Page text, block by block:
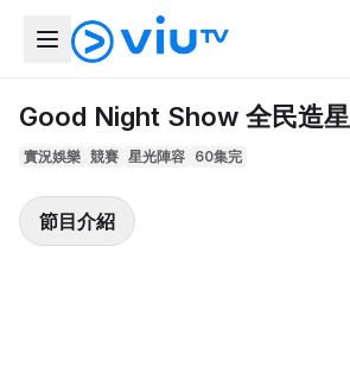
Good Night Show 全民造星
實況娛樂 競賽 星光陣容 60集完
節目介紹